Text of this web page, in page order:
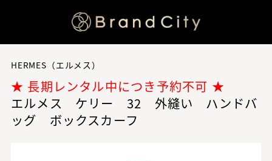
HERMES（エルメス）
★ 長期レンタル中につき予約不可 ★
エルメス ケリー 32 外縫い ハンドバ
ッグ ボックスカーフ